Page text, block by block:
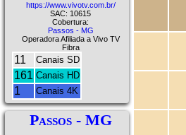
https://www.vivotv.com.br/
SAC: 10615
Cobertura:
Passos - MG
Operadora Afiliada a Vivo TV
Fibra
11 Canais SD
161 Canais HD
1 Canais 4K
Passos - MG